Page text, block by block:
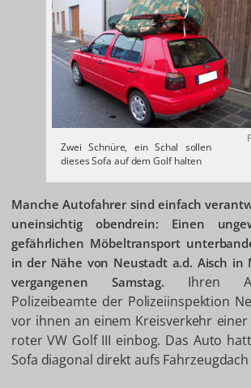
Zwei Schnüre, ein Schal sollen
dieses Sofa auf dem Golf halten
Manche Autofahrer sind einfach
uneinsichtig obendrein: Einen
gefährlichen Möbeltransport
in der Nähe von Neustadt a.d. Aisch in
vergangenen Samstag. Ihren
Polizeibeamte der Polizeiinspektion
vor ihnen an einem Kreisverkehr
roter VW Golf III einbog. Das Auto
Sofa diagonal direkt aufs